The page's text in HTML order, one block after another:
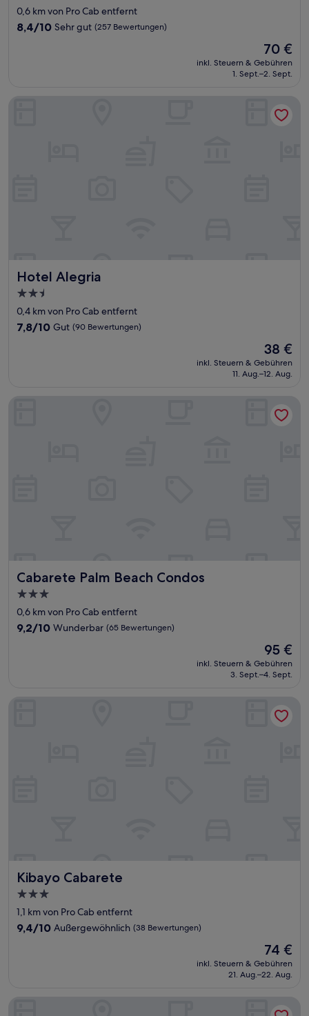
Sterne-
Unterkunft
0,6 km von Pro Cab entfernt
8.4
Bewertungen)
8,4/10 Sehr gut (257 Bewertungen)
Der
Preis
beträgt
70 €
inkl. Steuern & Gebühren
1. Sept.–2. Sept.
Hotel Alegria
Hotel Alegria
2.5-
Sterne-
Unterkunft
0,4 km von Pro Cab entfernt
7.8
7,8/10 Gut (90 Bewertungen)
Der
Preis
beträgt
38 €
inkl. Steuern & Gebühren
11. Aug.–12. Aug.
Hotel Alegria
Cabarete Palm Beach Condos
Cabarete Palm Beach Condos
3.0-
Sterne-
Unterkunft
0,6 km von Pro Cab entfernt
9.2
9,2/10 Wunderbar (65 Bewertungen)
Der
Preis
beträgt
95 €
inkl. Steuern & Gebühren
3. Sept.–4. Sept.
Kibayo Cabarete
Kibayo Cabarete
3.0-
Sterne-
Unterkunft
1,1 km von Pro Cab entfernt
9.4
9,4/10 Außergewöhnlich (38 Bewertungen)
Der
Preis
beträgt
74 €
inkl. Steuern & Gebühren
21. Aug.–22. Aug.
Kibayo Cabarete